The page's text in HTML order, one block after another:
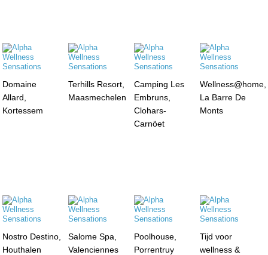
Domaine
Allard,
Kortessem
Terhills Resort,
Maasmechelen
Camping Les
Embruns,
Clohars-
Carnöet
Wellness@home,
La Barre De
Monts
Nostro Destino,
Houthalen
Salome Spa,
Valenciennes
Poolhouse,
Porrentruy
Tijd voor
wellness &